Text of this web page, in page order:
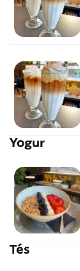
Yogur
Tés